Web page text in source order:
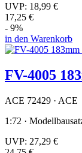
UVP: 18,99 €
17,25 €
- 9%
in den Warenkorb
FV-4005
ACE 72429 · ACE
1:72 ·
UVP: 27,29 €